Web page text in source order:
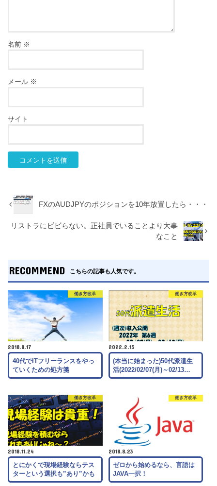
名前 ※
メール ※
サイト
FXのAUDJPYのポジションを10年放置したら・・・
リストラにビビらない。正社員でいることより大事
なこと
RECOMMEND こちらの記事も人気です。
働き方改革
2018.8.17
40代でITフリーランスをやっ
ていくための処方箋
働き方改革
2022.2.15
(本当に始まった)50代派遣生
活(2022/02/07(月)～02/13…
働き方改革
2018.11.24
とにかくで現場経験ならテス
ターという選択も”あり”かも
働き方改革
2018.8.23
ゼロから始めるなら、言語は
JAVA一択！